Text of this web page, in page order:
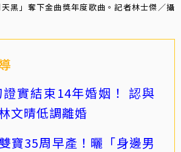
黑」奪下金曲獎年度歌曲。記者林士傑／攝
實結束14年婚姻！ 認與
文晴低調離婚
寶35周早產！曬「身邊男